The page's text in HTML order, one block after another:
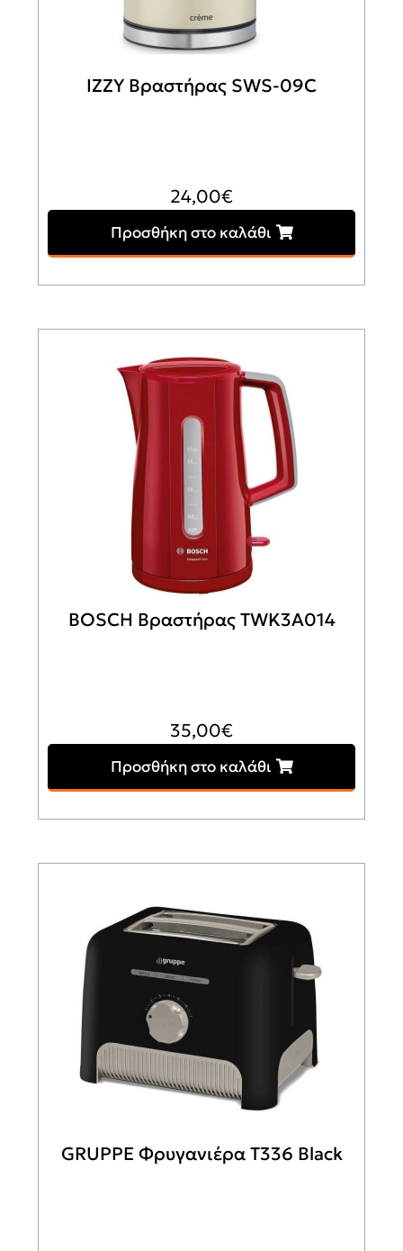
IZZY Βραστήρας SWS-09C
24,00€
Προσθήκη στο καλάθι
BOSCH Βραστήρας TWK3A014
35,00€
Προσθήκη στο καλάθι
GRUPPE Φρυγανιέρα T336 Black